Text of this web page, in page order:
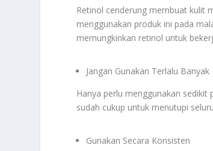
Retinol cenderung membuat kulit
menggunakan produk ini pada
memungkinkan retinol untuk
Jangan Gunakan Terlalu Banyak
Hanya perlu menggunakan
sudah cukup untuk menutupi
Gunakan Secara Konsisten